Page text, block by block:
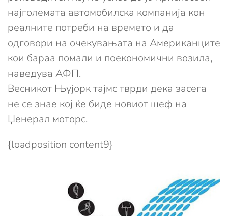
најголемата автомобилска компанија кон
реалните потреби на времето и да
одговори на очекувањата на Американците
кои бараа помали и поекономични возила,
наведува АФП.
Весникот Њујорк тајмс тврди дека засега
не се знае кој ќе биде новиот шеф на
Џенерал моторс.
{loadposition content9}